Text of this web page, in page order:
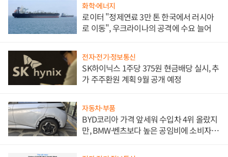
화학·에너지
로이터 "정제연료 3만 톤 한국에서 러시아
로 이동", 우크라이나의 공격에 수요 늘어
전자·전기·정보통신
SK하이닉스 1주당 375원 현금배당 실시, 추
가 주주환원 계획 9월 공개 예정
자동차·부품
BYD코리아 가격 앞세워 수입차 4위 올랐지
만, BMW·벤츠보다 높은 공임비에 소비자